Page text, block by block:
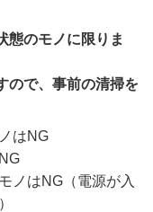
態のモノに限りま
ので、事前の清掃を
はNG
ノはNG（電源が入